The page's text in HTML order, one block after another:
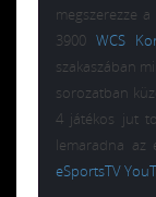
megszerezze
3900WCS
szakaszában
sorozatban
4 játékos jut
lemaradna az
eSportsTV